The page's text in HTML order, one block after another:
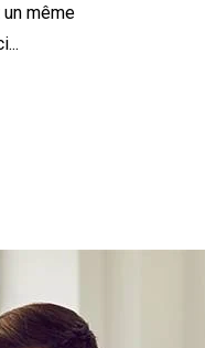
même